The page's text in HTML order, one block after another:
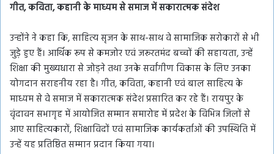
गीत, कविता, कहानी के माध्यम से समाज में सकारात्मक संदेश
उन्होंने ने कहा कि, साहित्य सृजन के साथ-साथ वे सामाजिक सरोकारों से भी
जुड़े हुए हैं। आर्थिक रूप से कमजोर एवं जरूरतमंद बच्चों की सहायता, उन्हें
शिक्षा की मुख्यधारा से जोड़ने तथा उनके सर्वांगीण विकास के लिए उनका
योगदान सराहनीय रहा है। गीत, कविता, कहानी एवं बाल साहित्य के
माध्यम से वे समाज में सकारात्मक संदेश प्रसारित कर रहे हैं। रायपुर के
वृंदावन सभागृह में आयोजित सम्मान समारोह में प्रदेश के विभिन्न जिलों से
आए साहित्यकारों, शिक्षाविदों एवं सामाजिक कार्यकर्ताओं की उपस्थिति में
उन्हें यह प्रतिष्ठित सम्मान प्रदान किया गया।